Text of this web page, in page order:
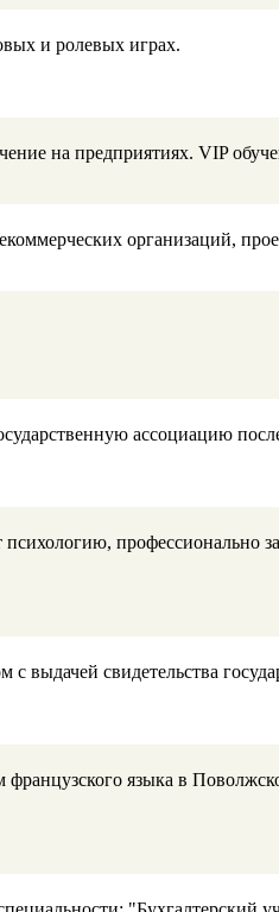
и ролевых играх.
на предприятиях. VIP
организаций,
ассоциацию
профессионально
выдачей свидетельства
языка в